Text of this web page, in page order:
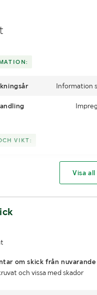
Information
VIKT:
Reglar upp till ca 3600 mm
till ca
med
Visa
om skick från nuvarande
och vissa med skador